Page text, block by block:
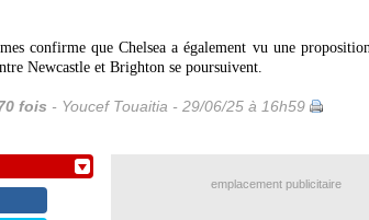
confirme que Chelsea a également vu une
Newcastle et Brighton se poursuivent.
fois - Youcef Touaitia - 29/06/25 à 16h59
emplacement publicitaire